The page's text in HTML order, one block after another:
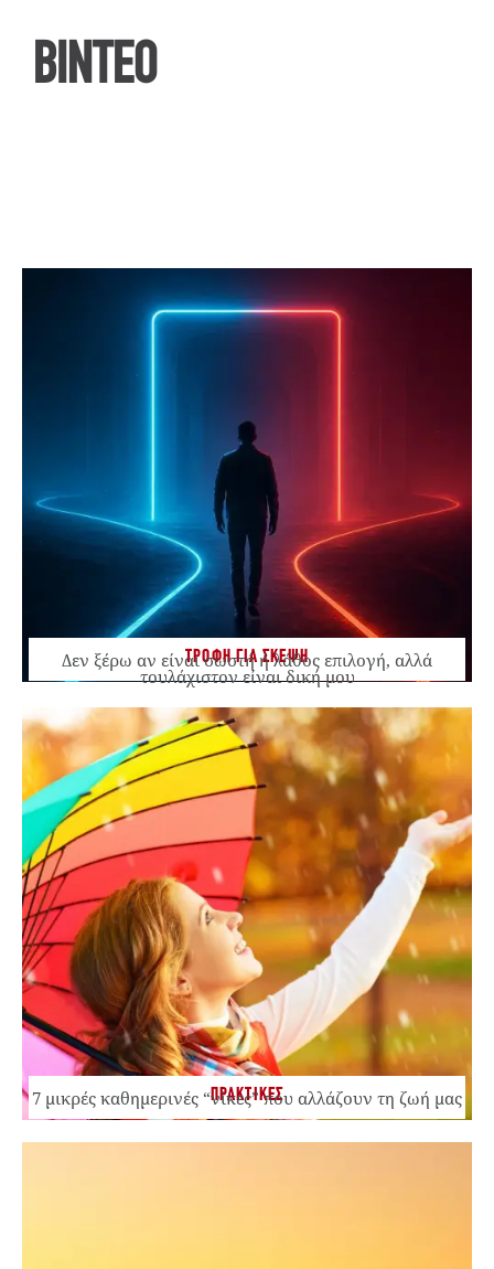
ΒΙΝΤΕΟ
ΤΡΟΦΗ ΓΙΑ ΣΚΕΨΗ
Δεν ξέρω αν είναι σωστή ή λάθος επιλογή, αλλά
τουλάχιστον είναι δική μου
ΠΡΑΚΤΙΚΕΣ
7 μικρές καθημερινές “νίκες” που αλλάζουν τη ζωή μας